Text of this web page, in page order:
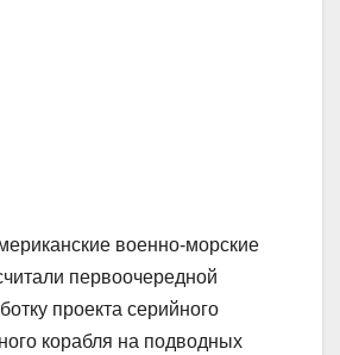
военно-морские
первоочередной
проекта серийного
корабля на подводных